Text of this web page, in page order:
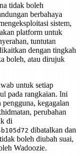
tidak boleh
berbahaya
sistem,
platform untuk
tuntutan
dengan tingkah
boleh, atau dirujuk
untuk setiap
pada rangkaian. Ini
kegagalan
perubahan
di
dibatalkan dan
boleh diubah suai,
Wadoozie.